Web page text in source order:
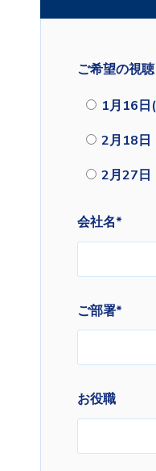
ご希望の視
1月16日
2月18日
2月27日
会社名*
ご部署*
お役職